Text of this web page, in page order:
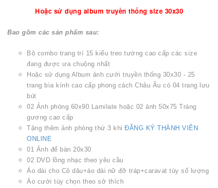
Hoặc sử dụng album truyền thống size 30x30
Bao gồm các sản phẩm sau:
Bộ combo trang trí 15 kiểu treo tường cao cấp các size
đang được ưa chuộng nhất
Hoặc sử dụng Album ảnh cưới truyền thống 30x30 - 25
trang bìa kính cao cấp phong cách Châu Âu có 04 trang lưu
bút
02 Ảnh phóng 60x90 Lamilate hoặc 02 ảnh 50x75 Tráng
gương cao cấp
Tặng thêm ảnh phóng thứ 3 khi ĐĂNG KÝ THÀNH VIÊN
ONLINE
01 Ảnh để bàn 20x30
02 DVD lồng nhạc theo yêu cầu
Áo dài cho Cô dâu+áo dài nữ đỡ tráp+caravat tùy số lượng
Áo cưới tùy chọn theo sở thích